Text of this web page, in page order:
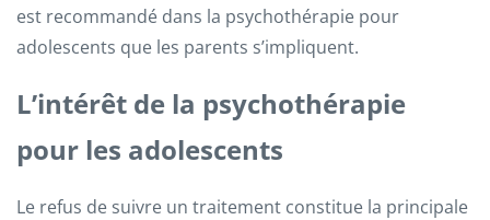
est recommandé dans la psychothérapie pour
adolescents que les parents s’impliquent.
L’intérêt de la psychothérapie
pour les adolescents
Le refus de suivre un traitement constitue la principale